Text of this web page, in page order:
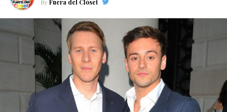
By Fuera del Clóset